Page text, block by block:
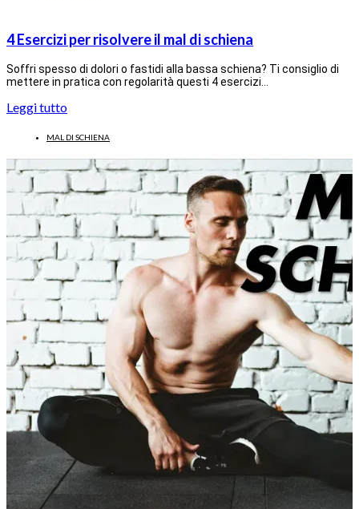
4 Esercizi per risolvere il mal di schiena
Soffri spesso di dolori o fastidi alla bassa schiena? Ti consiglio di
mettere in pratica con regolarità questi 4 esercizi…
Leggi tutto
MAL DI SCHIENA